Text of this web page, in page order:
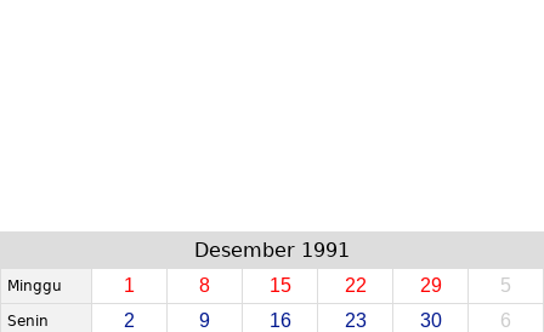
Desember 1991
Minggu 1 8 15 22 29 5
Senin 2 9 16 23 30 6